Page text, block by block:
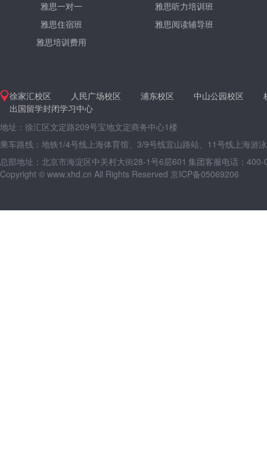
雅思一对一
雅思住宿班
雅思培训费用
雅思听力培训班
雅思阅读辅导班
徐家汇校区 人民广场校区 浦东校区 中山公园校区
出国留学封闭学习中心
地址：徐汇区文定路209号宝地文定商务中心1楼
乘车路线：地铁1/4号线上海体育馆、3/9号线宜山路站、11号线上海游
总部地址：北京市海淀区中关村大街28-1号6层601 集团客服电话：
Copyright © www.xhd.cn All Rights Reserved 京ICP备05069206